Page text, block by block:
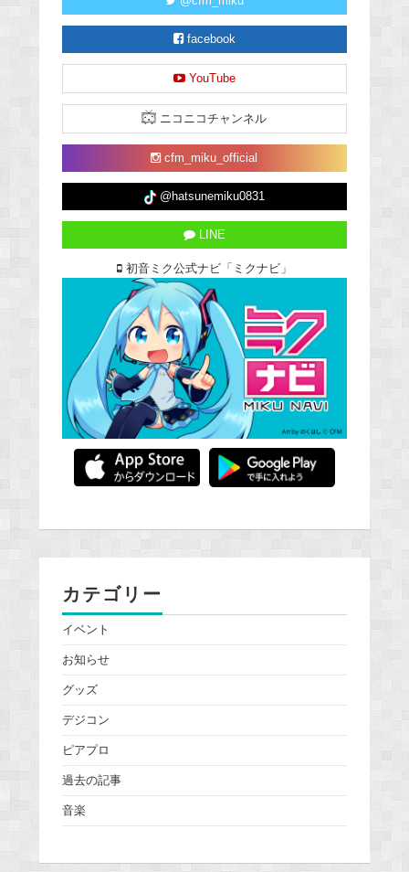
facebook
YouTube
ニコニコチャンネル
cfm_miku_official
@hatsunemiku0831
LINE
初音ミク公式ナビ「ミクナビ」
カテゴリー
イベント
お知らせ
グッズ
デジコン
ピアプロ
過去の記事
音楽